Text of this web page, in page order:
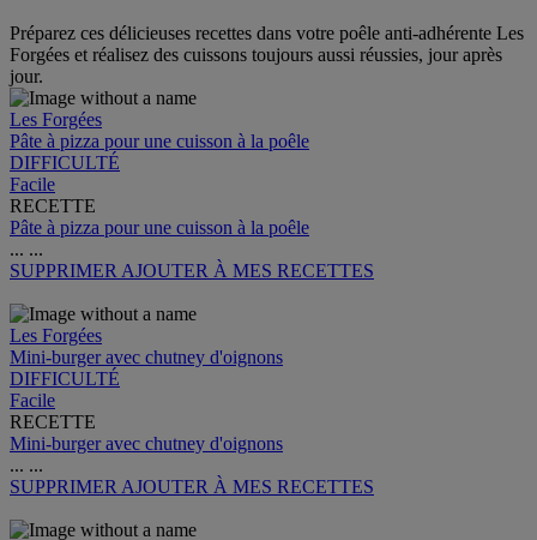
Préparez ces délicieuses recettes dans votre poêle anti-adhérente Les
Forgées et réalisez des cuissons toujours aussi réussies, jour après
jour.
Les Forgées
Pâte à pizza pour une cuisson à la poêle
DIFFICULTÉ
Facile
RECETTE
Pâte à pizza pour une cuisson à la poêle
... ...
SUPPRIMER AJOUTER À MES RECETTES
Les Forgées
Mini-burger avec chutney d'oignons
DIFFICULTÉ
Facile
RECETTE
Mini-burger avec chutney d'oignons
... ...
SUPPRIMER AJOUTER À MES RECETTES